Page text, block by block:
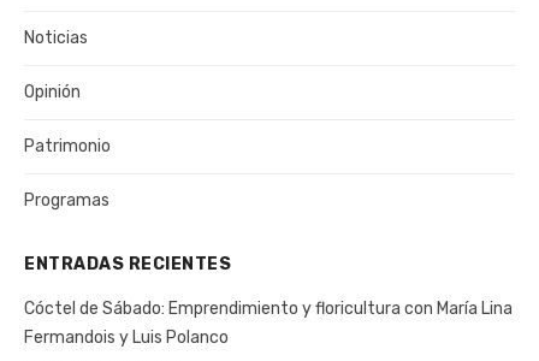
Noticias
Opinión
Patrimonio
Programas
ENTRADAS RECIENTES
Cóctel de Sábado: Emprendimiento y floricultura con María Lina
Fermandois y Luis Polanco